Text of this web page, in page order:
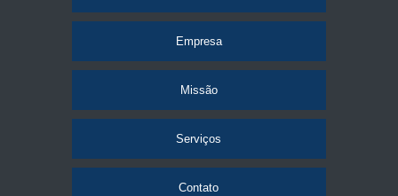
Empresa
Missão
Serviços
Contato